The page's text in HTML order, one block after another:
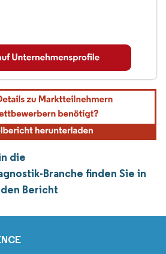
die
Branche finden Sie in
Bericht